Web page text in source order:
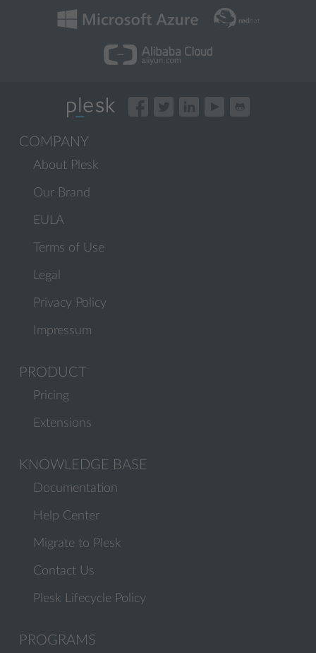
COMPANY
About Plesk
Our Brand
EULA
Terms of Use
Legal
Privacy Policy
Impressum
PRODUCT
Pricing
Extensions
KNOWLEDGE BASE
Documentation
Help Center
Migrate to Plesk
Contact Us
Plesk Lifecycle Policy
PROGRAMS